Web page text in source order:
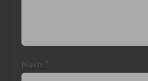
Navn *